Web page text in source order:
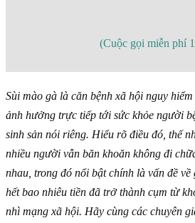
(Cuộc gọi miễn phí
Sùi mào gà là căn bệnh xã hội nguy
ảnh hưởng trực tiếp tới sức khỏe người
sinh sản nói riêng. Hiểu rõ điều đó, thế
nhiều người vẫn băn khoăn không đi
nhau, trong đó nổi bật chính là vấn đề
hết bao nhiêu tiền đã trở thành cụm từ
nhì mạng xã hội. Hãy cùng các chuyên